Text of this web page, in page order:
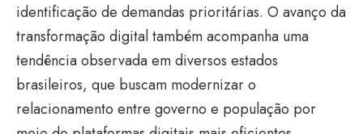
identificação de demandas prioritárias. O avanço da
transformação digital também acompanha uma
tendência observada em diversos estados
brasileiros, que buscam modernizar o
relacionamento entre governo e população por